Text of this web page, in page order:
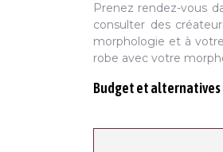
Prenez rendez-vous
consulter des
morphologie et à
robe avec votre
Budget et alternatives